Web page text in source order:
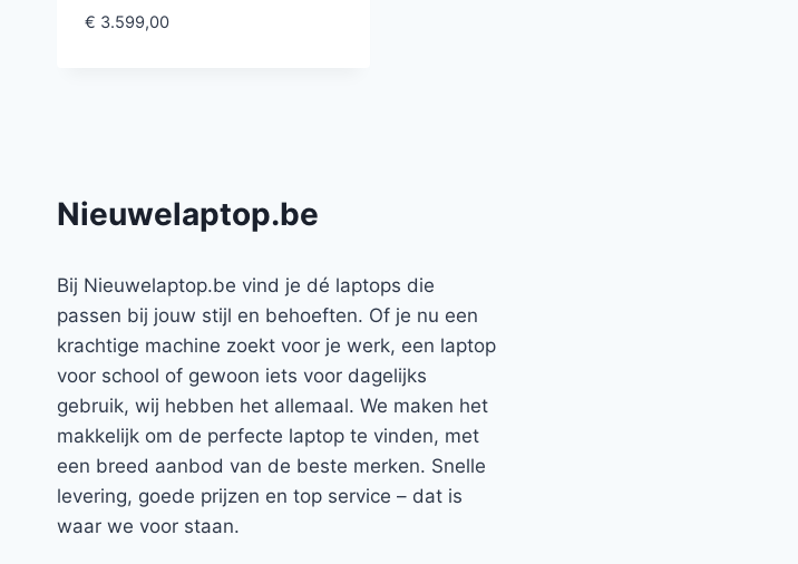
€ 3.599,00
Nieuwelaptop.be
Bij Nieuwelaptop.be vind je dé laptops die
passen bij jouw stijl en behoeften. Of je nu een
krachtige machine zoekt voor je werk, een laptop
voor school of gewoon iets voor dagelijks
gebruik, wij hebben het allemaal. We maken het
makkelijk om de perfecte laptop te vinden, met
een breed aanbod van de beste merken. Snelle
levering, goede prijzen en top service – dat is
waar we voor staan.